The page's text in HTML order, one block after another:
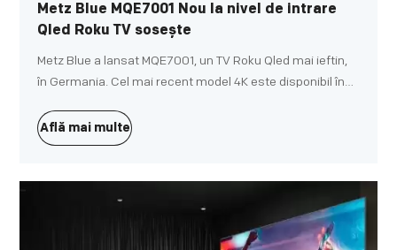
Metz Blue MQE7001 Nou la nivel de intrare
Qled Roku TV sosește
Metz Blue a lansat MQE7001, un TV Roku Qled mai ieftin,
în Germania. Cel mai recent model 4K este disponibil în
Vision și HDR10+. Alte caracteristici includ integrări cu
diverse platforme inteligente de casă, Apple AirPlay 2 și
Află mai multe